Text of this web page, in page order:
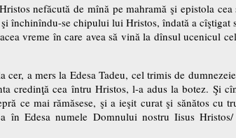
nefăcută de mînă pe mahramă şi epistola cea
închinîndu-se chipului lui Hristos, îndată a cîştigat
vreme în care avea să vină la dînsul ucenicul
a mers la Edesa Tadeu, cel trimis de
credinţă cea întru Hristos, l-a adus la botez. Şi
ce mai rămăsese, şi a ieşit curat şi sănătos cu
în Edesa numele Domnului nostru Iisus